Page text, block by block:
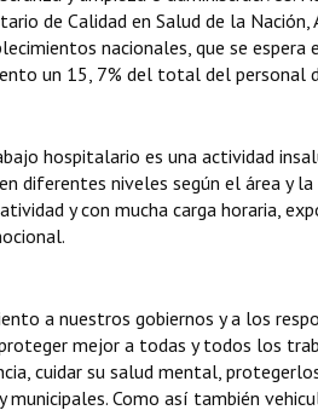
de Calidad en Salud de la
nacionales, que se
un 15, 7% del total del personal
hospitalario es una actividad
diferentes niveles según el área y
y con mucha carga horaria,
a nuestros gobiernos y a los
mejor a todas y todos los
cuidar su salud mental,
municipales. Como así también